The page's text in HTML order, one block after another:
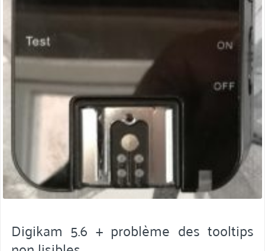
Digikam 5.6 + problème des tooltips